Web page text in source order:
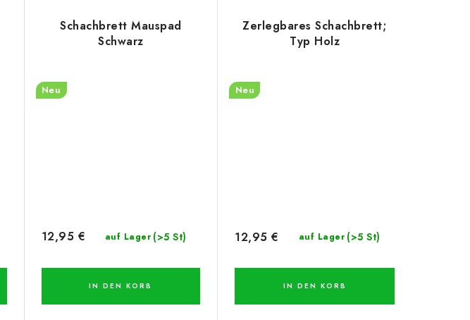
Schachbrett Mauspad
Schwarz
Neu
auf Lager (>5 St)
12,95 €
IN DEN KORB
Zerlegbares Schachbrett;
Typ Holz
Neu
auf Lager (>5 St)
12,95 €
IN DEN KORB